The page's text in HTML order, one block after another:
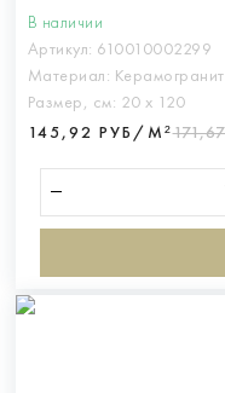
В наличии
Артикул: 610010002299
Материал: Керамогранит
Размер, см: 20 х 120
145,92 РУБ/М²